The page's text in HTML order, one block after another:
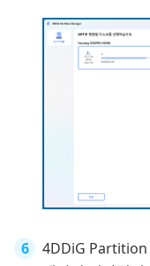
4DDiG Partition